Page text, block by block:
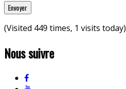
(Visited 449 times, 1 visits today)
Nous suivre